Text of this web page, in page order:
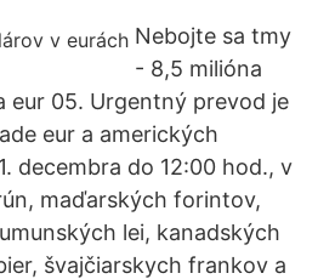
Nebojte sa tmy
- 8,5 milióna
eur 05. Urgentný prevod je
eur a amerických
decembra do 12:00 hod., v
maďarských forintov,
lei, kanadských
švajčiarskych frankov a